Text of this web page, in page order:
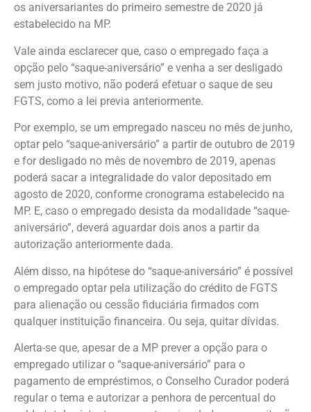
os aniversariantes do primeiro semestre de 2020 já
estabelecido na MP.
Vale ainda esclarecer que, caso o empregado faça a
opção pelo “saque-aniversário” e venha a ser desligado
sem justo motivo, não poderá efetuar o saque de seu
FGTS, como a lei previa anteriormente.
Por exemplo, se um empregado nasceu no mês de junho,
optar pelo “saque-aniversário” a partir de outubro de 2019
e for desligado no mês de novembro de 2019, apenas
poderá sacar a integralidade do valor depositado em
agosto de 2020, conforme cronograma estabelecido na
MP. E, caso o empregado desista da modalidade “saque-
aniversário”, deverá aguardar dois anos a partir da
autorização anteriormente dada.
Além disso, na hipótese do “saque-aniversário” é possível
o empregado optar pela utilização do crédito de FGTS
para alienação ou cessão fiduciária firmados com
qualquer instituição financeira. Ou seja, quitar dívidas.
Alerta-se que, apesar de a MP prever a opção para o
empregado utilizar o “saque-aniversário” para o
pagamento de empréstimos, o Conselho Curador poderá
regular o tema e autorizar a penhora de percentual do